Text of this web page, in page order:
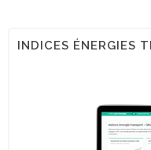
INDICES ÉNERGIES